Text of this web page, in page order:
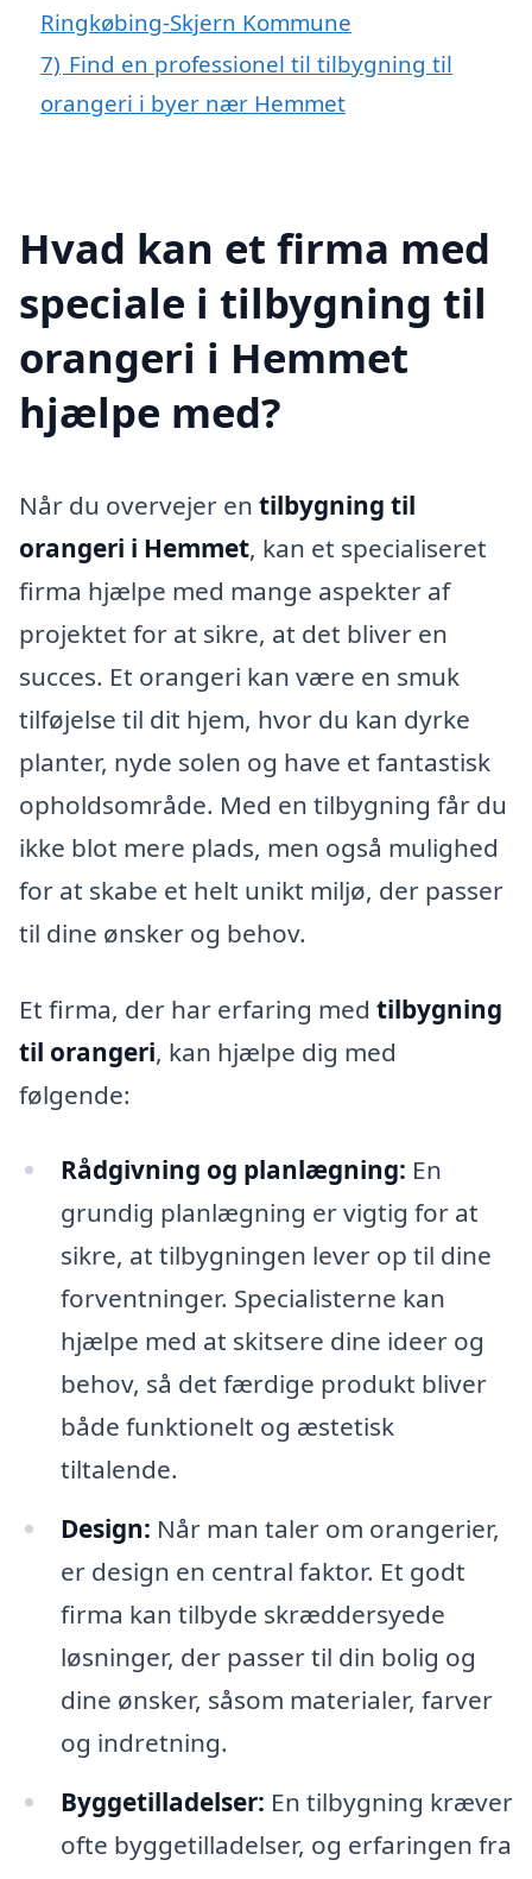
Ringkøbing-Skjern Kommune
7) Find en professionel til tilbygning til
orangeri i byer nær Hemmet
Hvad kan et firma med
speciale i tilbygning til
orangeri i Hemmet
hjælpe med?
Når du overvejer en tilbygning til
orangeri i Hemmet, kan et specialiseret
firma hjælpe med mange aspekter af
projektet for at sikre, at det bliver en
succes. Et orangeri kan være en smuk
tilføjelse til dit hjem, hvor du kan dyrke
planter, nyde solen og have et fantastisk
opholdsområde. Med en tilbygning får du
ikke blot mere plads, men også mulighed
for at skabe et helt unikt miljø, der passer
til dine ønsker og behov.
Et firma, der har erfaring med tilbygning
til orangeri, kan hjælpe dig med
følgende:
Rådgivning og planlægning: En
grundig planlægning er vigtig for at
sikre, at tilbygningen lever op til dine
forventninger. Specialisterne kan
hjælpe med at skitsere dine ideer og
behov, så det færdige produkt bliver
både funktionelt og æstetisk
tiltalende.
Design: Når man taler om orangerier,
er design en central faktor. Et godt
firma kan tilbyde skræddersyede
løsninger, der passer til din bolig og
dine ønsker, såsom materialer, farver
og indretning.
Byggetilladelser: En tilbygning kræver
ofte byggetilladelser, og erfaringen fra